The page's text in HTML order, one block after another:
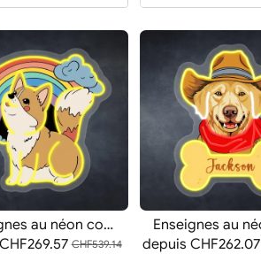
Enseignes au néon colorées et joyeuses de Corgi
CHF269.57 CHF539.14
depuisCHF262.07